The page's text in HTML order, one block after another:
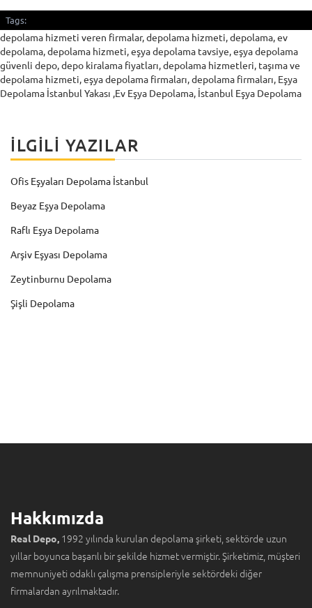
Tags:
depolama hizmeti veren firmalar, depolama hizmeti, depolama, ev
depolama, depolama hizmeti, eşya depolama tavsiye, eşya depolama
güvenli depo, depo kiralama fiyatları, depolama hizmetleri, taşıma ve
depolama hizmeti, eşya depolama firmaları, depolama firmaları, Eşya
Depolama İstanbul Yakası ,Ev Eşya Depolama, İstanbul Eşya Depolama
İLGILI YAZILAR
Ofis Eşyaları Depolama İstanbul
Beyaz Eşya Depolama
Raflı Eşya Depolama
Arşiv Eşyası Depolama
Zeytinburnu Depolama
Şişli Depolama
Hakkımızda
Real Depo, 1992 yılında kurulan depolama şirketi, sektörde uzun
yıllar boyunca başarılı bir şekilde hizmet vermiştir. Şirketimiz, müşteri
memnuniyeti odaklı çalışma prensipleriyle sektördeki diğer
firmalardan ayrılmaktadır.